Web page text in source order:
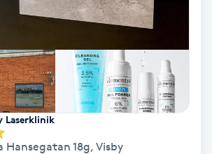
Laserklinik
Hansegatan 18g, Visby